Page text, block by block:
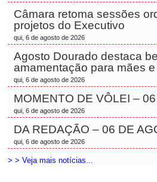
Câmara retoma sessões
projetos do Executivo
qui, 6 de agosto de 2026
Agosto Dourado destaca
amamentação para mães
qui, 6 de agosto de 2026
MOMENTO DE VÔLEI –
qui, 6 de agosto de 2026
DA REDAÇÃO – 06 DE
qui, 6 de agosto de 2026
> > Veja mais notícias...